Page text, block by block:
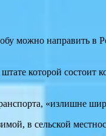
можно направить в
которой состоит
«излишне
в сельской